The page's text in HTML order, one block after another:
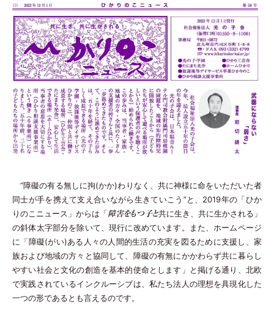
“障礙の有る無しに拘(かか)わりなく、共に神様に命をいただいた者
同士が手を携えて支え合いながら生きていこう”と、2019年の「ひか
りのこニュース」からは「障害をもつ子と共に生き、共に生かされる」
の斜体太字部分を除いて、現行に改めています。また、ホームページ
に「障礙(がい)ある人々の人間的生活の充実を図るために支援し、家
族および地域の方々と協同して、障礙の有無にかかわらず共に暮らし
やすい社会と文化の創造を基本的使命とします」と掲げる通り、北欧
で実践されているインクルーシブは、私たち法人の理想を具現化した
一つの形であるとも言えるのです。